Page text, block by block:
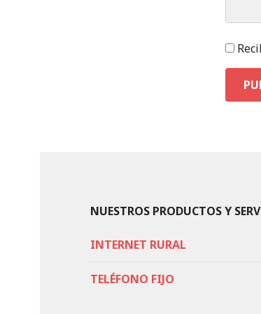
NUESTROS PRODUCTOS Y
INTERNET RURAL
TELÉFONO FIJO